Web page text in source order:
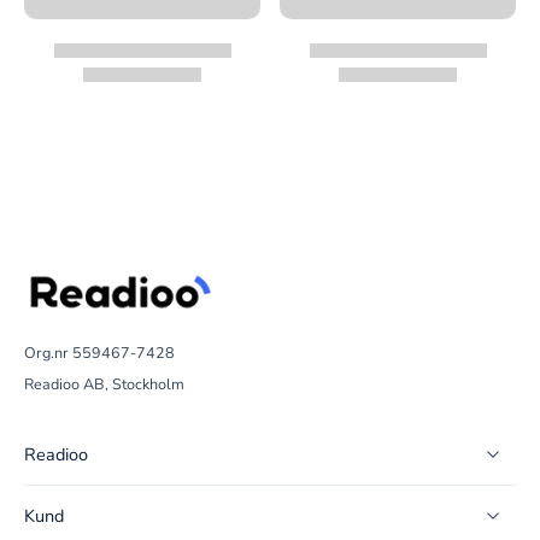
Org.nr 559467-7428
Readioo AB, Stockholm
Readioo
Kund